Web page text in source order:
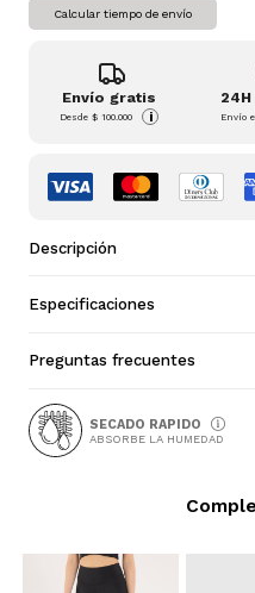
Calcular tiempo de envío
Envío gratis
Desde$ 100.000 i Envío
Descripción
Especificaciones
Preguntas frecuentes
SECADO RAPIDO
ABSORBE LA HUMEDAD